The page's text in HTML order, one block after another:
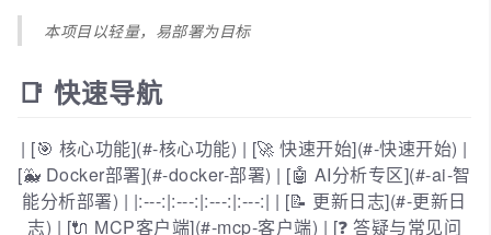
本项目以轻量，易部署为目标
📑 快速导航
| [🎯 核心功能](#-核心功能) | [🚀 快速开始](#-快速开始) |
[🐳 Docker部署](#-docker-部署) | [🤖 AI分析专区](#-ai-智
能分析部署) | |:---:|:---:|:---:|:---:| | [📝 更新日志](#-更新日
志) | [🔌 MCP客户端](#-mcp-客户端) | [❓ 答疑与常见问